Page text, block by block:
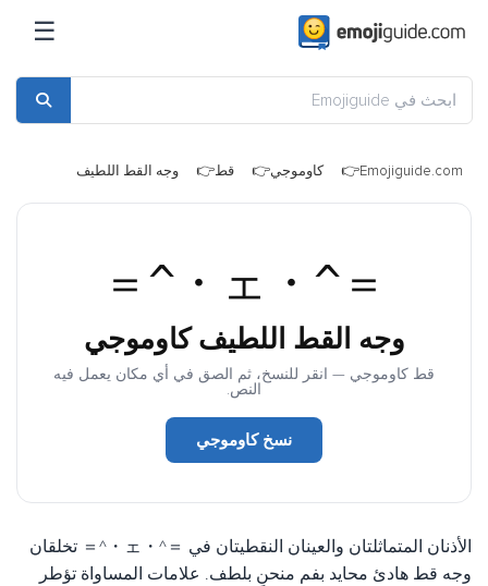
☰
Emojiguide.com كاوموجي قط وجه القط اللطيف
＝^・ェ・^＝
وجه القط اللطيف كاوموجي
قط كاوموجي — انقر للنسخ، ثم الصق في أي مكان يعمل فيه
النص.
نسخ كاوموجي
الأذنان المتماثلتان والعينان النقطيتان في ＝^・ェ・^＝ تخلقان
وجه قط هادئ محايد بفم منحنٍ بلطف. علامات المساواة تؤطر